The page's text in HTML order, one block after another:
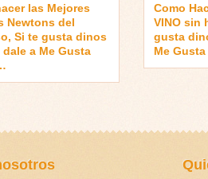
las Mejores
Newtons del
Si te gusta dinos
dale a Me Gusta
Como
VINO sin
gusta
Me